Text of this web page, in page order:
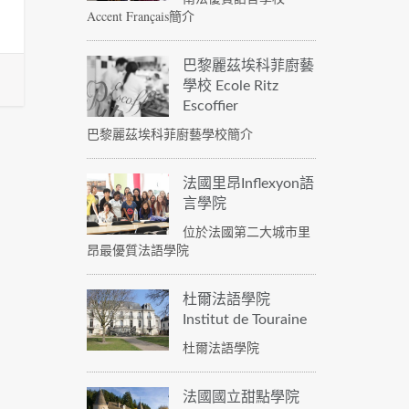
Accent Français簡介
巴黎麗茲埃科菲廚藝
學校 Ecole Ritz
Escoffier
巴黎麗茲埃科菲廚藝學校簡介
法國里昂Inflexyon語
言學院
位於法國第二大城市里
昂最優質法語學院
杜爾法語學院
Institut de Touraine
杜爾法語學院
法國國立甜點學院